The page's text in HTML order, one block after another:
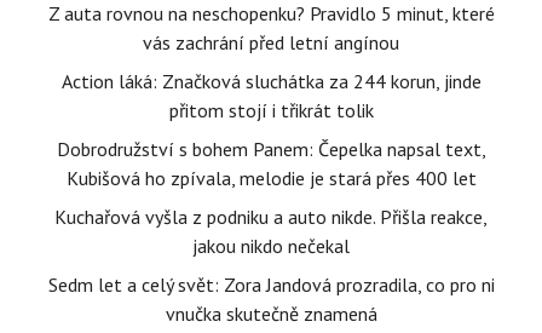
Z auta rovnou na neschopenku? Pravidlo 5 minut, které
vás zachrání před letní angínou
Action láká: Značková sluchátka za 244 korun, jinde
přitom stojí i třikrát tolik
Dobrodružství s bohem Panem: Čepelka napsal text,
Kubišová ho zpívala, melodie je stará přes 400 let
Kuchařová vyšla z podniku a auto nikde. Přišla reakce,
jakou nikdo nečekal
Sedm let a celý svět: Zora Jandová prozradila, co pro ni
vnučka skutečně znamená